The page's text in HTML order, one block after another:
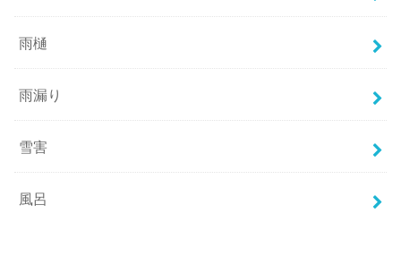
雨樋
雨漏り
雪害
風呂